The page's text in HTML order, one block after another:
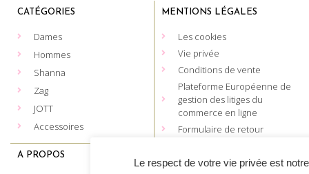
CATÉGORIES
Dames
Hommes
Shanna
Zag
JOTT
Accessoires
MENTIONS LÉGALES
Les cookies
Vie privée
Conditions de vente
Plateforme Européenne de
gestion des litiges du
commerce en ligne
Formulaire de retour
A PROPOS
Le respect de votre vie privée est